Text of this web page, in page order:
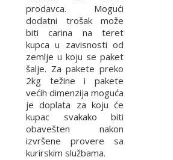
prodavca. Mogući
dodatni trošak može
biti carina na teret
kupca u zavisnosti od
zemlje u koju se paket
šalje. Za pakete preko
2kg težine i pakete
većih dimenzija moguća
je doplata za koju će
kupac svakako biti
obavešten nakon
izvršene provere sa
kurirskim službama.